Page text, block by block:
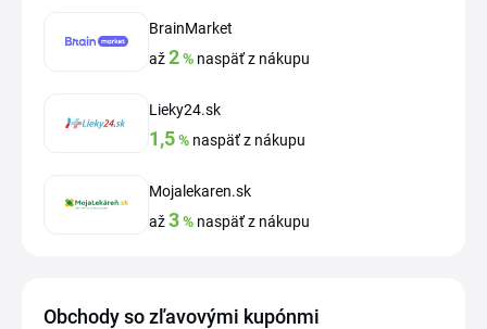
BrainMarket
až2% naspäť z nákupu
Lieky24.sk
1,5% naspäť z nákupu
Mojalekaren.sk
až3% naspäť z nákupu
Obchody so zľavovými kupónmi